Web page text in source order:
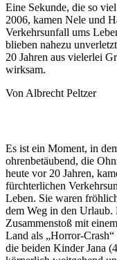
Eine Sekunde, die so
2006, kamen Nele und
Verkehrsunfall ums
blieben nahezu
20 Jahren aus vielerlei
wirksam.
Von Albrecht Peltzer
Es ist ein Moment, in
ohrenbetäubend, die
heute vor 20 Jahren,
fürchterlichen
Leben. Sie waren
dem Weg in den Urlaub.
Zusammenstoß mit
Land als „Horror-
die beiden Kinder Jana